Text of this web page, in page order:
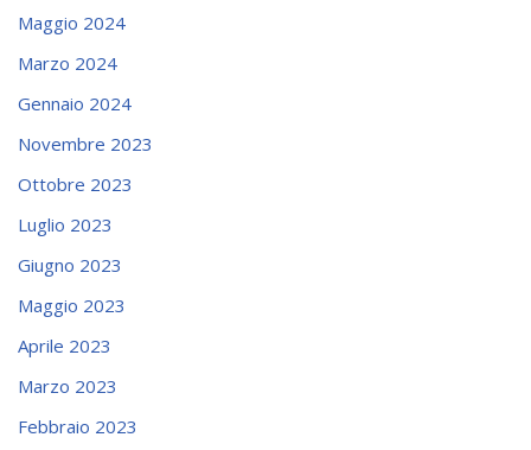
Maggio 2024
Marzo 2024
Gennaio 2024
Novembre 2023
Ottobre 2023
Luglio 2023
Giugno 2023
Maggio 2023
Aprile 2023
Marzo 2023
Febbraio 2023